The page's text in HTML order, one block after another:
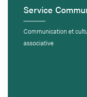
Service
Communication et
associative